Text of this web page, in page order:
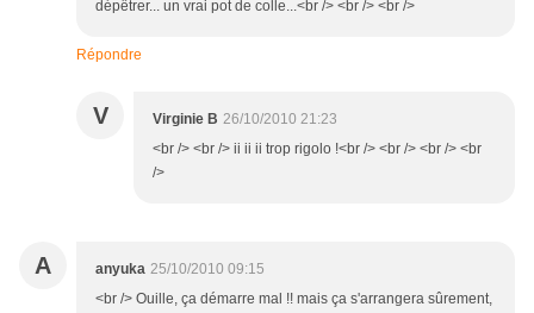
dépêtrer... un vrai pot de colle...<br /> <br /> <br />
Répondre
V Virginie B 26/10/2010 21:23
<br /> <br /> ii ii ii trop rigolo !<br /> <br /> <br /> <br
/>
A anyuka 25/10/2010 09:15
<br /> Ouille, ça démarre mal !! mais ça s'arrangera sûrement,